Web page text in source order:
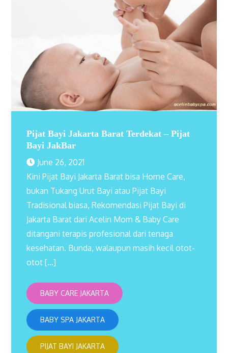
Pijat Bayi Jakarta Barat Terdekat – Pijat
Bayi JakBar
June 26, 2021
Kini Pijat Bayi Jakarta Barat bisa Home Care,
bukan Tukang Urut Bayi atau Pijat Bayi
Tradisional biasa, Rekomendasi Pijat Bayi di
Jakarta Barat dari Acelin Mom & Baby Care
ditangani terapis profesional dari tenaga
kesehatan. Bunda, walaupun masih kecil otot-
otot […]
BABY CARE JAKARTA
BABY SPA JAKARTA
PIJAT BAYI JAKARTA